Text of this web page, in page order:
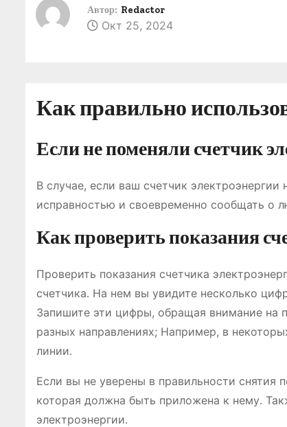
Автор: Redactor
Окт 25, 2024
Как правильно
Если не поменяли счетчик
В случае, если ваш счетчик
исправностью и своевременно сообщать о
Как проверить показания
Проверить показания счетчика
счетчика․ На нем вы увидите несколько
Запишите эти цифры, обращая внимание на
разных направлениях; Например, в
линии․
Если вы не уверены в правильности снятия
которая должна быть приложена к нему․
электроэнергии․